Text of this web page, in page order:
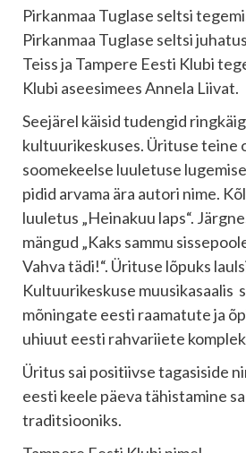
Pirkanmaa Tuglase seltsi
Pirkanmaa Tuglase seltsi
Teiss ja Tampere Eesti Klubi
Klubi aseesimees Annela Liivat.
Seejärel käisid tudengid
kultuurikeskuses. Ürituse teine
soomekeelse luuletuse
pidid arvama ära autori nime.
luuletus „Heinakuu laps“.
mängud „Kaks sammu
Vahva tädi!“. Ürituse lõpuks
Kultuurikeskuse muusikasaalis
mõningate eesti raamatute ja
uhiuut eesti rahvariiete
Üritus sai positiivse tagasiside
eesti keele päeva tähistamine
traditsiooniks.